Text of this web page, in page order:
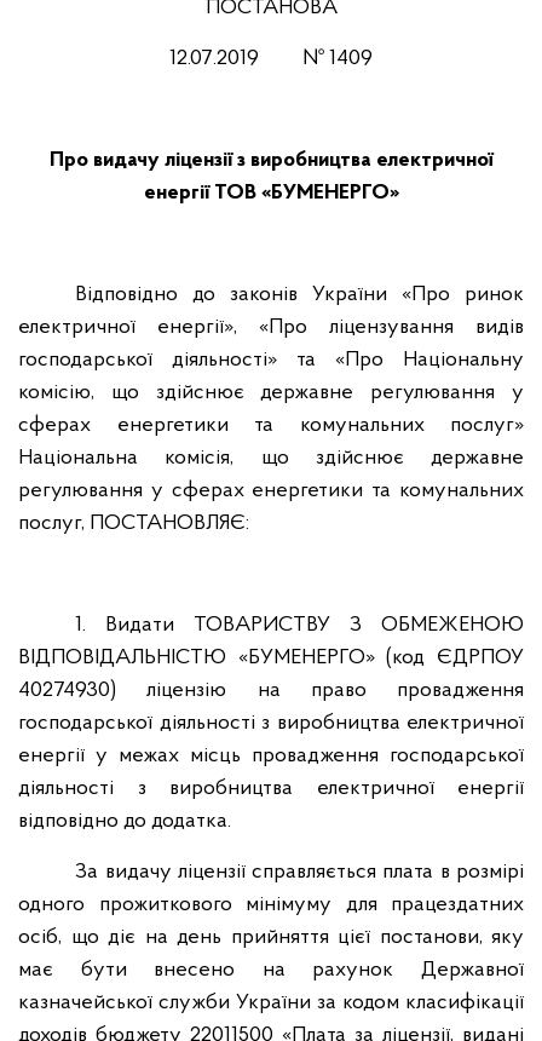
ПОСТАНОВА
12.07.2019 № 1409
Про видачу ліцензії з виробництва електричної
енергії ТОВ «БУМЕНЕРГО»
Відповідно до законів України «Про ринок
електричної енергії», «Про ліцензування видів
господарської діяльності» та «Про Національну
комісію, що здійснює державне регулювання у
сферах енергетики та комунальних послуг»
Національна комісія, що здійснює державне
регулювання у сферах енергетики та комунальних
послуг, ПОСТАНОВЛЯЄ:
1. Видати ТОВАРИСТВУ З ОБМЕЖЕНОЮ
ВІДПОВІДАЛЬНІСТЮ «БУМЕНЕРГО» (код ЄДРПОУ
40274930) ліцензію на право провадження
господарської діяльності з виробництва електричної
енергії у межах місць провадження господарської
діяльності з виробництва електричної енергії
відповідно до додатка.
За видачу ліцензії справляється плата в розмірі
одного прожиткового мінімуму для працездатних
осіб, що діє на день прийняття цієї постанови, яку
має бути внесено на рахунок Державної
казначейської служби України за кодом класифікації
доходів бюджету 22011500 «Плата за ліцензії, видані